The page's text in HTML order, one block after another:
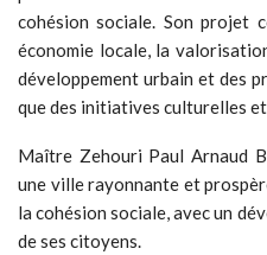
cohésion sociale. Son projet
économie locale, la
développement urbain et des
que des initiatives culturelles
Maître Zehouri Paul Arnaud
une ville rayonnante et
la cohésion sociale, avec un
de ses citoyens.